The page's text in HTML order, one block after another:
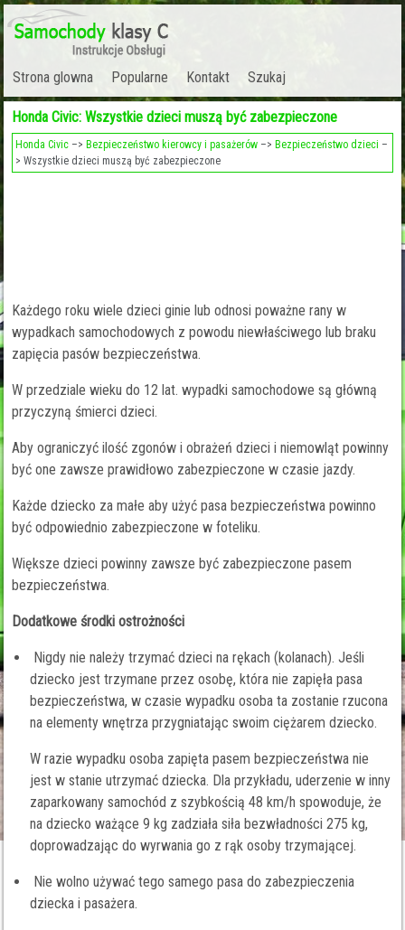
Strona glowna Popularne Kontakt Szukaj
Honda Civic: Wszystkie dzieci muszą być zabezpieczone
Honda Civic –> Bezpieczeństwo kierowcy i pasażerów –> Bezpieczeństwo dzieci –
> Wszystkie dzieci muszą być zabezpieczone
Każdego roku wiele dzieci ginie lub odnosi poważne rany w
wypadkach samochodowych z powodu niewłaściwego lub braku
zapięcia pasów bezpieczeństwa.
W przedziale wieku do 12 lat. wypadki samochodowe są główną
przyczyną śmierci dzieci.
Aby ograniczyć ilość zgonów i obrażeń dzieci i niemowląt powinny
być one zawsze prawidłowo zabezpieczone w czasie jazdy.
Każde dziecko za małe aby użyć pasa bezpieczeństwa powinno
być odpowiednio zabezpieczone w foteliku.
Większe dzieci powinny zawsze być zabezpieczone pasem
bezpieczeństwa.
Dodatkowe środki ostrożności
Nigdy nie należy trzymać dzieci na rękach (kolanach). Jeśli
dziecko jest trzymane przez osobę, która nie zapięła pasa
bezpieczeństwa, w czasie wypadku osoba ta zostanie rzucona
na elementy wnętrza przygniatając swoim ciężarem dziecko.
W razie wypadku osoba zapięta pasem bezpieczeństwa nie
jest w stanie utrzymać dziecka. Dla przykładu, uderzenie w inny
zaparkowany samochód z szybkością 48 km/h spowoduje, że
na dziecko ważące 9 kg zadziała siła bezwładności 275 kg,
doprowadzając do wyrwania go z rąk osoby trzymającej.
Nie wolno używać tego samego pasa do zabezpieczenia
dziecka i pasażera.